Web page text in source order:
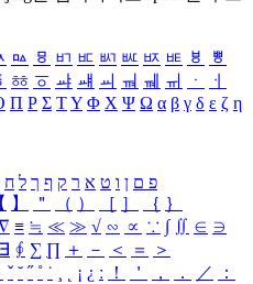
ㅰ ㅱ ㅲ ㅳ ㅴ ㅵ ㅶ ㅷ ㅸ
ㅹ
ㆅ ㆆ ㆇ ㆈ ㆉ ㆊ ㆋ ㆌ ㆍ
ㆎ
Π Ρ Σ ΤΥ Φ Χ Ψ Ω α β γ δ ε ζ η
פ ם ן ו ט א ר ק ף ך ל ח
】 ＂ （ ） ［ ］ ｛ ｝
≡ ≒ ≪ ≫ √ ∽ ∝ ∵ ∫ ∬ ∈ ∋
∃ ∮ ∑ ∏ ＋ － ＜ ＝
＞
ˇ ˘ ˝ ˚ ˙ ¸ ¡ ¿ ː ！ ＇ ， ． ／
：